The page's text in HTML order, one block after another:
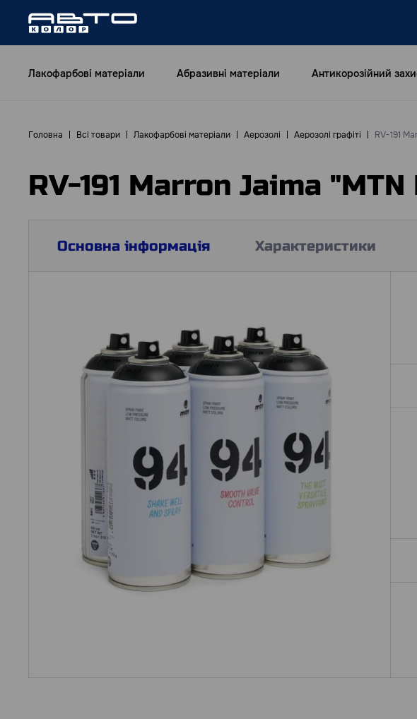
Лакофарбові матеріали Абразивні матеріали Антикорозійний
Головна Всі товари Лакофарбові матеріали Аерозолі Аерозолі графіті RV-191
RV-191 Marron Jaima
Основна інформація Характеристики